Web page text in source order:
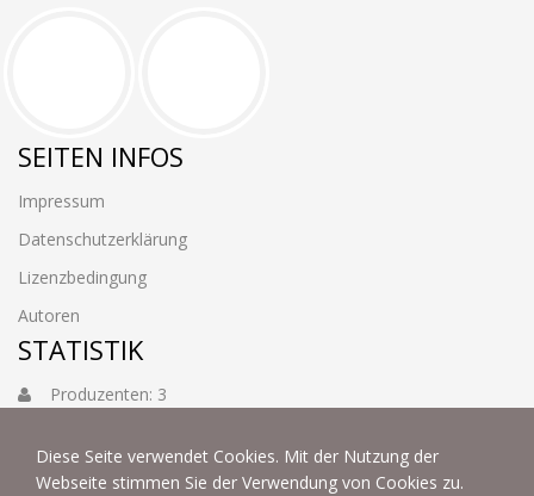
Diese Seite verwendet Cookies. Mit der Nutzung der
Webseite stimmen Sie der Verwendung von Cookies zu.
SEITEN INFOS
Impressum
Datenschutzerklärung
Lizenzbedingung
Autoren
STATISTIK
Produzenten: 3